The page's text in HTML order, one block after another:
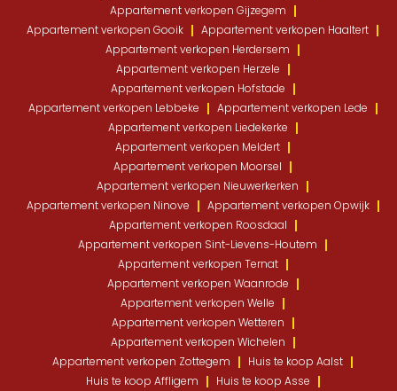
Appartement verkopen Gijzegem
Appartement verkopen Gooik
Appartement verkopen Haaltert
Appartement verkopen Herdersem
Appartement verkopen Herzele
Appartement verkopen Hofstade
Appartement verkopen Lebbeke
Appartement verkopen Lede
Appartement verkopen Liedekerke
Appartement verkopen Meldert
Appartement verkopen Moorsel
Appartement verkopen Nieuwerkerken
Appartement verkopen Ninove
Appartement verkopen Opwijk
Appartement verkopen Roosdaal
Appartement verkopen Sint-Lievens-Houtem
Appartement verkopen Ternat
Appartement verkopen Waanrode
Appartement verkopen Welle
Appartement verkopen Wetteren
Appartement verkopen Wichelen
Appartement verkopen Zottegem
Huis te koop Aalst
Huis te koop Affligem
Huis te koop Asse